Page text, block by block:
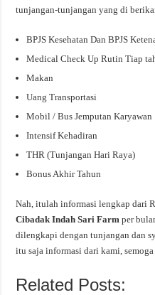
tunjangan-tunjangan yang di
BPJS Kesehatan Dan BPJS
Medical Check Up Rutin Tiap
Makan
Uang Transportasi
Mobil / Bus Jemputan Karyawan
Intensif Kehadiran
THR (Tunjangan Hari Raya)
Bonus Akhir Tahun
Nah, itulah informasi lengkap dari
Cibadak Indah Sari Farmper
dilengkapi dengan tunjangan dan
itu saja informasi dari kami,
Related Posts: